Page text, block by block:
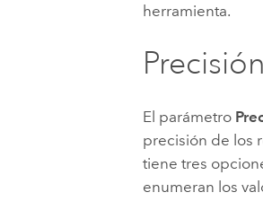
herramienta.
El parámetro
precisión de los
tiene tres
enumeran los